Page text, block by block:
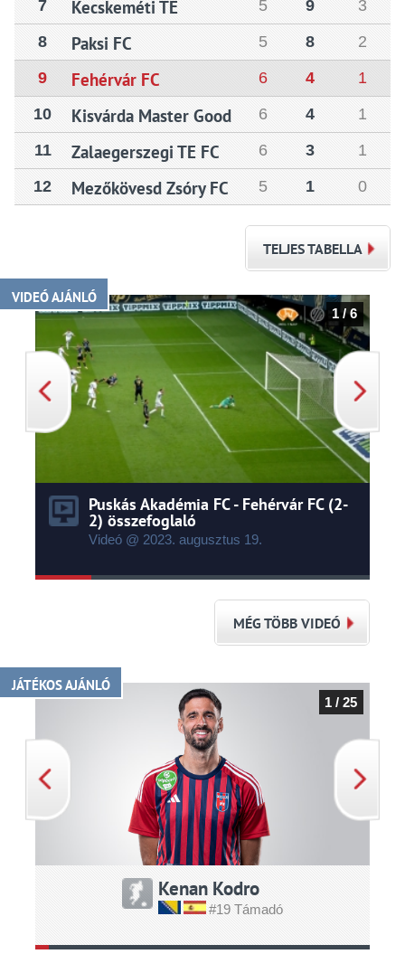
7 Kecskeméti TE 5 9
3
8
Paksi FC 5 8
2
9
Fehérvár FC 6 4
1
10
Kisvárda Master Good 6 4
1
11
Zalaegerszegi TE FC 6 3
1
12
Mezőkövesd Zsóry FC 5 1 0
TELJES TABELLA
VIDEÓ AJÁNLÓ
Puskás Akadémia FC - Fehérvár FC (2-
2) összefoglaló
Videó @ 2023. augusztus 19.
1 / 6
MÉG TÖBB VIDEÓ
JÁTÉKOS AJÁNLÓ
Kenan Kodro
#19 Támadó
1 / 25